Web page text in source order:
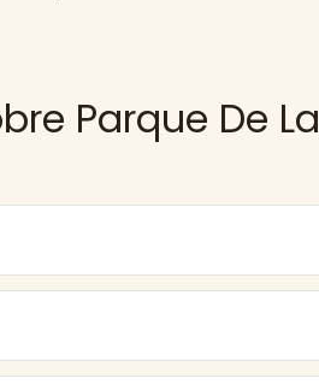
Parque De La